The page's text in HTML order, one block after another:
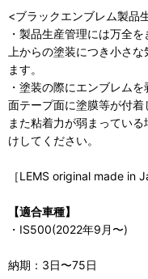
<ブラックエンブレム製品
・製品生産管理には万全
上からの塗装につき小さ
ます。
・塗装の際にエンブレム
面テープ面に塗膜等が付着
また粘着力が弱まってい
けしてください。
［LEMS original made in
【適合車種】
・IS500(2022年9月〜)
納期：3日〜75日